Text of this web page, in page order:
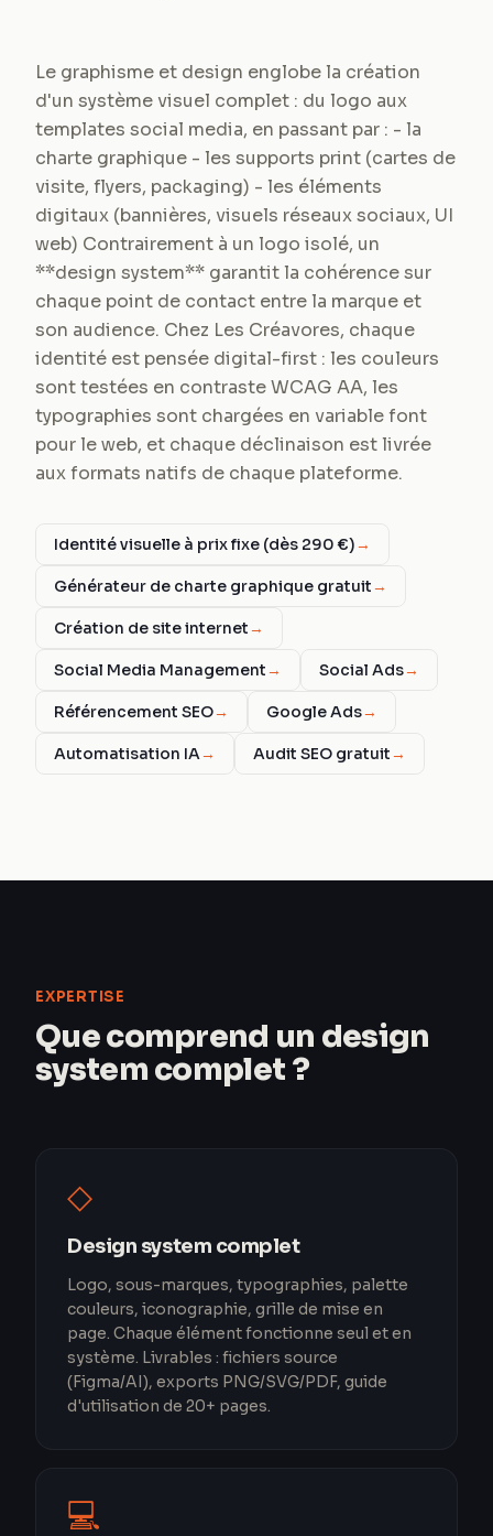
Le graphisme et design englobe la création
d'un système visuel complet : du logo aux
templates social media, en passant par : - la
charte graphique - les supports print (cartes de
visite, flyers, packaging) - les éléments
digitaux (bannières, visuels réseaux sociaux, UI
web) Contrairement à un logo isolé, un
**design system** garantit la cohérence sur
chaque point de contact entre la marque et
son audience. Chez Les Créavores, chaque
identité est pensée digital-first : les couleurs
sont testées en contraste WCAG AA, les
typographies sont chargées en variable font
pour le web, et chaque déclinaison est livrée
aux formats natifs de chaque plateforme.
Identité visuelle à prix fixe (dès 290 €)→
Générateur de charte graphique gratuit→
Création de site internet→
Social Media Management→ Social Ads→
Référencement SEO→ Google Ads→
Automatisation IA→ Audit SEO gratuit→
EXPERTISE
Que comprend un design
system complet ?
◇
Design system complet
Logo, sous-marques, typographies, palette
couleurs, iconographie, grille de mise en
page. Chaque élément fonctionne seul et en
système. Livrables : fichiers source
(Figma/AI), exports PNG/SVG/PDF, guide
d'utilisation de 20+ pages.
💻